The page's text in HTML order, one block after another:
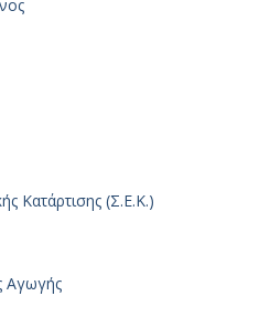
Κατάρτισης (Σ.Ε.Κ.)
Αγωγής